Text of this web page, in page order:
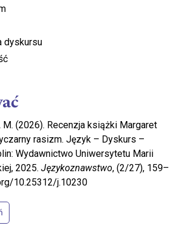
dyskursu
(2026). Recenzja książki Margaret
rasizm. Język – Dyskurs –
Wydawnictwo Uniwersytetu Marii
2025. Językoznawstwo, (2/27), 159–
10.25312/j.10230